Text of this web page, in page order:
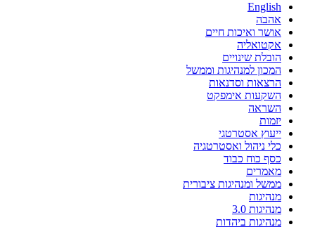
English
אהבה
אושר ואיכות חיים
אקטואליה
הובלת שינויים
המכון למנהיגות וממשל
הרצאות וסדנאות
השקעות אימפקט
השראה
יזמות
ייעוץ אסטרטגי
כלי ניהול ואסטרטגיה
כסף כוח כבוד
מאמרים
ממשל ומנהיגות ציבורית
מנהיגות
מנהיגות 3.0
מנהיגות ביהדות